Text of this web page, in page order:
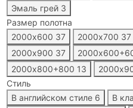
Эмаль грей 3
Размер полотна
2000х600 37 2000х700 37
2000х900 37
2000х800+800 13
Стиль
В английском стиле 6 В